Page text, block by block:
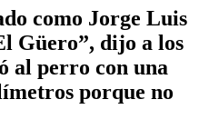
como Jorge Luis
Güero”, dijo a los
al perro con una
porque no